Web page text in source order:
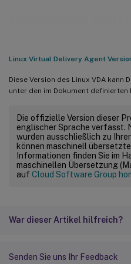
Linux Virtual Delivery Agent
Diese Version des Linux VDA
unter den im Dokument definierten
Die offizielle Version dieser
englischer Sprache verfasst.
wurden ausschließlich zu
können maschinell
Informationen finden Sie im
maschinellen Übersetzung
auf Cloud Software Group
War dieser Artikel hilfreich?
Senden Sie uns Ihr Feedback